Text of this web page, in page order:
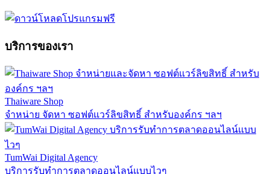
บริการของเรา
Thaiware Shop
จำหน่าย จัดหา ซอฟต์แวร์ลิขสิทธิ์ สำหรับองค์กร ฯลฯ
TumWai Digital Agency
บริการรับทำการตลาดออนไลน์แบบไวๆ